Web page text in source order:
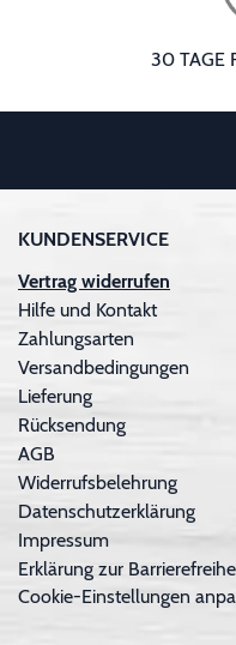
30 TAGE
KUNDENSERVICE
Vertrag widerrufen
Hilfe und Kontakt
Zahlungsarten
Versandbedingungen
Lieferung
Rücksendung
AGB
Widerrufsbelehrung
Datenschutzerklärung
Impressum
Erklärung zur
Cookie-Einstellungen